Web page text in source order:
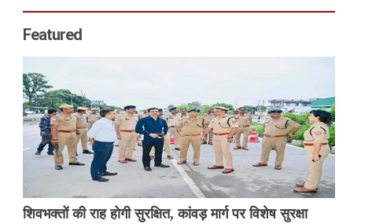
Featured
शिवभक्तों की राह होगी सुरक्षित, कांवड़ मार्ग पर विशेष सुरक्षा